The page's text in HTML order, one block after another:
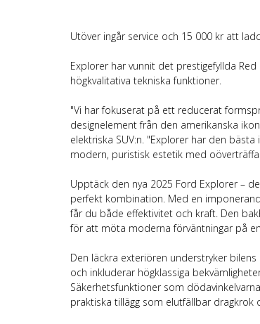
Utöver ingår service och 15 000 kr att
Explorer har vunnit det prestigefyllda
högkvalitativa tekniska funktioner.
"Vi har fokuserat på ett reducerat
designelement från den amerikanska
elektriska SUV:n. "Explorer har den
modern, puristisk estetik med
Upptäck den nya 2025 Ford Explorer –
perfekt kombination. Med en
får du både effektivitet och kraft. Den
för att möta moderna förväntningar på
Den läckra exteriören understryker
och inkluderar högklassiga
Säkerhetsfunktioner som
praktiska tillägg som elutfällbar dragkrok